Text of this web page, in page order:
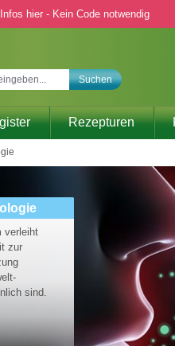
hier - Kein Code notwendig
Suchen
Rezepturen
verleiht
zur
sind.